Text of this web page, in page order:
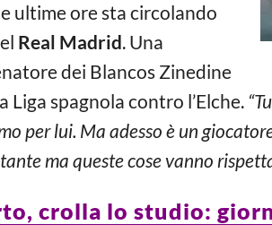
ultime ore sta circolando
Real Madrid. Una
dei Blancos Zinedine
spagnola contro l’Elche.
per lui. Ma adesso è un
ma queste cose vanno
crolla lo studio: